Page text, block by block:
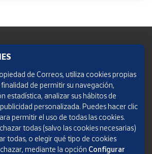
Web
de Correos, utiliza cookies propias
de permitir su navegación,
estadística, analizar sus hábitos de
personalizada. Puedes hacer clic
permitir el uso de todas las cookies.
todas (salvo las cookies necesarias)
todas, o elegir qué tipo de cookies
mediante la opción Configurar